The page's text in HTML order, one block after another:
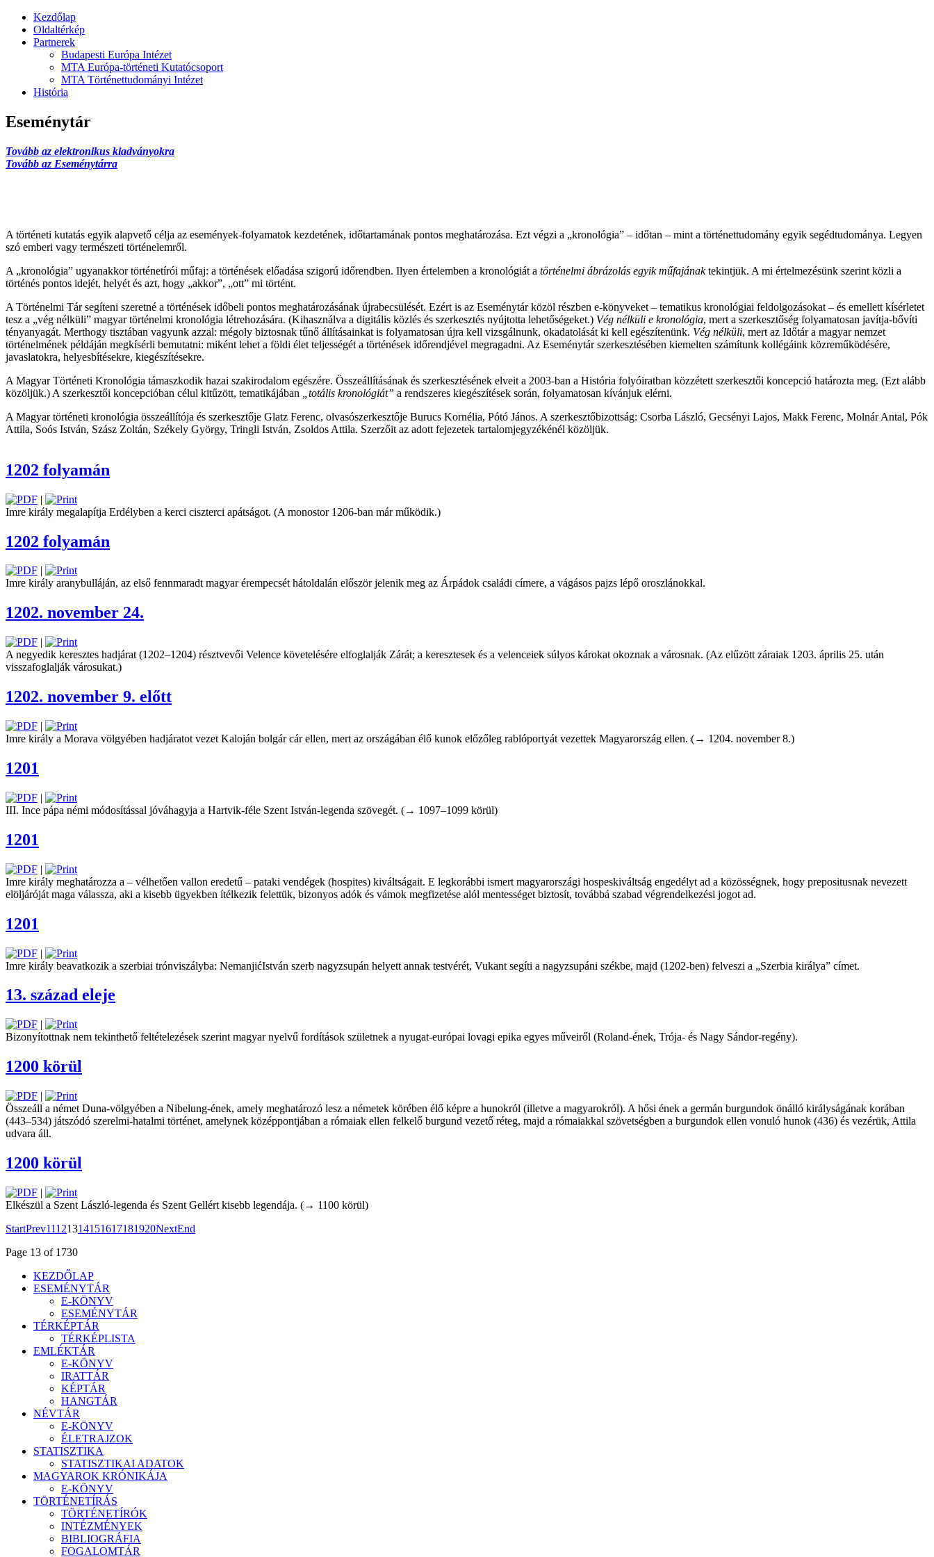
Kezdőlap
Oldaltérkép
Partnerek
Budapesti Európa Intézet
MTA Európa-történeti Kutatócsoport
MTA Történettudományi Intézet
História
Eseménytár
Tovább az elektronikus kiadványokra
Tovább az Eseménytárra
A történeti kutatás egyik alapvető célja az események-folyamatok kezdetének, időtartamának pontos meghatározása. Ezt végzi a „kronológia” – időtan – mint a történettudomány egyik segédtudománya. Legyen
szó emberi vagy természeti történelemről.
A „kronológia” ugyanakkor történetírói műfaj: a történések előadása szigorú időrendben. Ilyen értelemben a kronológiát a történelmi ábrázolás egyik műfajánaktekintjük. A mi értelmezésünk szerint közli a
történés pontos idejét, helyét és azt, hogy „akkor”, „ott” mi történt.
A Történelmi Tár segíteni szeretné a történések időbeli pontos meghatározásának újrabecsülését. Ezért is az Eseménytár közöl részben e-könyveket – tematikus kronológiai feldolgozásokat – és emellett kísérletet
tesz a „vég nélküli” magyar történelmi kronológia létrehozására. (Kihasználva a digitális közlés és szerkesztés nyújtotta lehetőségeket.) Vég nélküli e kronológia, mert a szerkesztőség folyamatosan javítja-bővíti
tényanyagát. Merthogy tisztában vagyunk azzal: mégoly biztosnak tűnő állításainkat is folyamatosan újra kell vizsgálnunk, okadatolását ki kell egészítenünk. Vég nélküli, mert az Időtár a magyar nemzet
történelmének példáján megkísérli bemutatni: miként lehet a földi élet teljességét a történések időrendjével megragadni. Az Eseménytár szerkesztésében kiemelten számítunk kollégáink közreműködésére,
javaslatokra, helyesbítésekre, kiegészítésekre.
A Magyar Történeti Kronológia támaszkodik hazai szakirodalom egészére. Összeállításának és szerkesztésének elveit a 2003-ban a História folyóiratban közzétett szerkesztői koncepció határozta meg. (Ezt alább
közöljük.) A szerkesztői koncepcióban célul kitűzött, tematikájában
„totális kronológiát” a rendszeres kiegészítések során, folyamatosan kívánjuk elérni.
A Magyar történeti kronológia összeállítója és szerkesztője Glatz Ferenc, olvasószerkesztője Burucs Kornélia, Pótó János. A szerkesztőbizottság: Csorba László, Gecsényi Lajos, Makk Ferenc, Molnár Antal, Pók
Attila, Soós István, Szász Zoltán, Székely György, Tringli István, Zsoldos Attila. Szerzőit az adott fejezetek tartalomjegyzékénél közöljük.
1202 folyamán
|
Imre király megalapítja ­Erdélyben a kerci ciszterci apátságot. (A monostor 1206-ban már működik.)
1202 folyamán
|
Imre király aranybulláján, az első fennmaradt magyar érempecsét hátoldalán először jelenik meg az Árpádok családi címere, a vágásos pajzs lépő oroszlánokkal.
1202. november 24.
|
A negyedik keresztes hadjárat (1202–1204) résztvevői Velence követelésére elfoglalják Zárát; a keresztesek és a velenceiek súlyos károkat okoznak a ­városnak. (Az elűzött záraiak 1203. április 25. után
visszafoglalják városukat.)
1202. november 9. előtt
|
Imre király a Morava völgyében hadjáratot vezet Kaloján bolgár cár ellen, mert az országában élő kunok előzőleg rablóportyát vezettek ­Magyar­ország ellen. (→ 1204. november 8.)
1201
|
III. Ince pápa némi módosítással jóváhagyja a Hartvik-­féle Szent István-legenda szövegét. (→ 1097–1099 körül)
1201
|
Imre király meghatározza a – vélhetően vallon eredetű – pataki vendégek (hospites) kiváltságait. E legkorábbi ismert ­magyarországi hospeskiváltság engedélyt ad a közösségnek, hogy prepositusnak ­nevezett
elöljáróját maga válassza, aki a kisebb ügyekben ítélkezik felettük, bizonyos adók és vámok megfizetése alól mentességet biztosít, továbbá szabad végrendelkezési jogot ad.
1201
|
Imre király beavatkozik a szerbiai ­trón­viszályba: NemanjićIstván szerb ­nagy­zsupán helyett annak testvérét, Vukant segíti a nagyzsupáni székbe, majd (1202-­ben) felveszi a „Szerbia királya” címet.
13. század eleje
|
Bizonyítottnak nem tekinthető feltételezések szerint magyar nyelvű fordítások ­születnek a nyugat-európai lovagi epika egyes műveiről (Roland-ének, Trója- és Nagy Sándor-regény).
1200 körül
|
Összeáll a német Duna-völgyében a Nibelung-ének, amely meghatározó lesz a németek körében élő képre a hunokról (illetve a magyarokról). A hősi ének a germán burgundok önálló királyságának korában
(443–534) játszódó szerelmi-hatalmi történet, amelynek középpontjában a rómaiak ellen felkelő burgund vezető réteg, majd a rómaiakkal szövetségben a burgundok ellen vonuló hunok (436) és vezérük, Attila
udvara áll.
1200 körül
|
Elkészül a Szent László-legenda és Szent Gellért kisebb legendája. (→ 1100 körül)
StartPrev11121314151617181920NextEnd
Page 13 of 1730
KEZDŐLAP
ESEMÉNYTÁR
E-KÖNYV
ESEMÉNYTÁR
TÉRKÉPTÁR
TÉRKÉPLISTA
EMLÉKTÁR
E-KÖNYV
IRATTÁR
KÉPTÁR
HANGTÁR
NÉVTÁR
E-KÖNYV
ÉLETRAJZOK
STATISZTIKA
STATISZTIKAI ADATOK
MAGYAROK KRÓNIKÁJA
E-KÖNYV
TÖRTÉNETÍRÁS
TÖRTÉNETÍRÓK
INTÉZMÉNYEK
BIBLIOGRÁFIA
FOGALOMTÁR